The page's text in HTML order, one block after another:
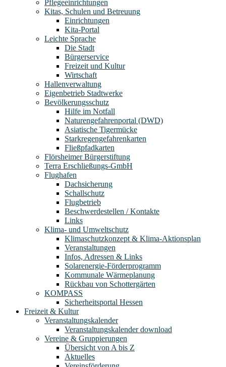
Pflegeeinrichtungen
Kitas, Schulen und Betreuung
Einrichtungen
Kita-Portal
Leichte Sprache
Die Stadt
Bürgerservice
Freizeit und Kultur
Wirtschaft
Hallenverwaltung
Eigenbetrieb Stadtwerke
Bevölkerungsschutz
Hilfe im Notfall
Naturengefahrenportal (DWD)
Asiatische Tigermücke
Starkregengefahrenkarten
Fließpfadkarten
Flörsheimer Bürgerstiftung
Terra Erschließungs-GmbH
Flughafen
Dachsicherung
Schallschutz
Flugbetrieb
Beschwerdestellen / Kontakte
Links
Klima- und Umweltschutz
Klimaschutzkonzept & Klima-Aktionsplan
Veranstaltungen
Infos, Adressen & Links
Solarenergie-Förderprogramm
Kommunale Wärmeplanung
Rückbau von Schottergärten
KOMPASS
Sicherheitsportal Hessen
Freizeit & Kultur
Veranstaltungskalender
Veranstaltungskalender download
Vereine & Gruppierungen
Übersicht von A bis Z
Aktuelles